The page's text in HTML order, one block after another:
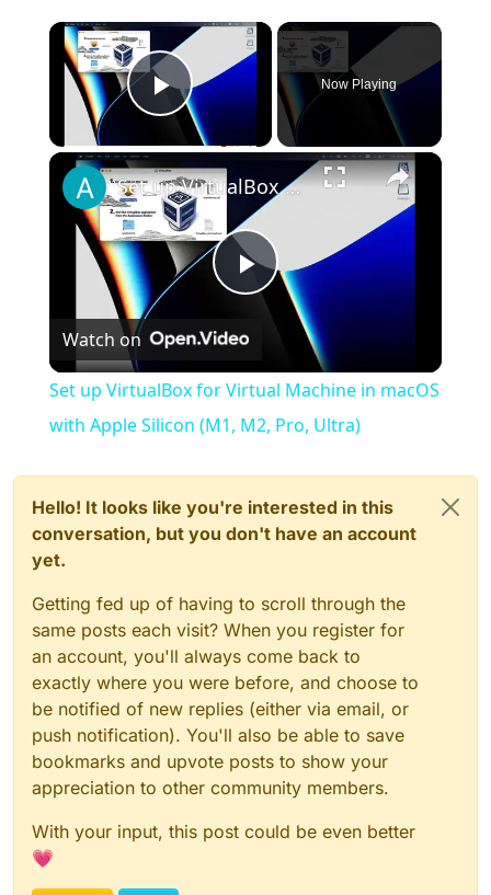
×
Play Video
Now Playing
×
Play
Video
Set up VirtualBox for Virtual Machine in macOS with Apple Silicon (M1, M2, Pro, Ultra)
Watch on
Set up VirtualBox for Virtual Machine in macOS
with Apple Silicon (M1, M2, Pro, Ultra)
Hello! It looks like you're interested in this
conversation, but you don't have an account
yet.
Getting fed up of having to scroll through the
same posts each visit? When you register for
an account, you'll always come back to
exactly where you were before, and choose to
be notified of new replies (either via email, or
push notification). You'll also be able to save
bookmarks and upvote posts to show your
appreciation to other community members.
With your input, this post could be even better
💗